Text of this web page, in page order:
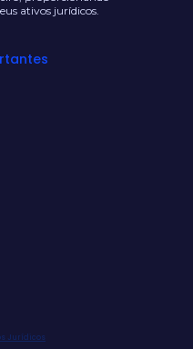
ativos jurídicos.
Jurídicos